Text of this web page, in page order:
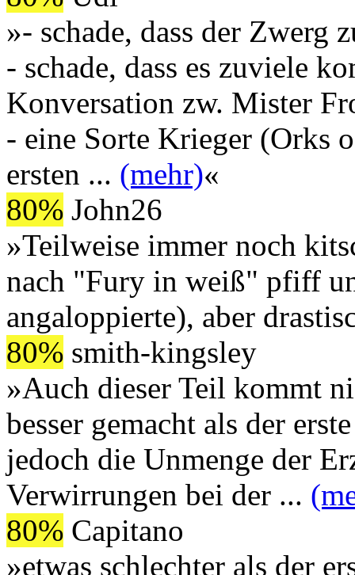
»- schade, dass der Zwerg
- schade, dass es zuviele
Konversation zw. Mister
- eine Sorte Krieger (Orks
ersten ... (mehr)«
80% John26
»Teilweise immer noch
nach "Fury in weiß" pfiff
angaloppierte), aber
80% smith-kingsley
»Auch dieser Teil kommt
besser gemacht als der
jedoch die Unmenge der
Verwirrungen bei der ...
80% Capitano
»etwas schlechter als der